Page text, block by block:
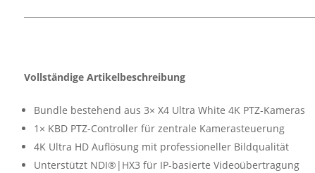
Vollständige Artikelbeschreibung
Bundle bestehend aus 3× X4 Ultra White 4K PTZ-Kameras
1× KBD PTZ-Controller für zentrale Kamerasteuerung
4K Ultra HD Auflösung mit professioneller Bildqualität
Unterstützt NDI®|HX3 für IP-basierte Videoübertragung